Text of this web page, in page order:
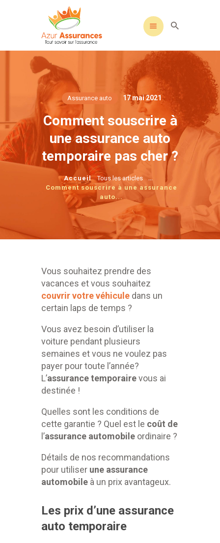
Assurance auto 17 mai 2021
Comment souscrire à
une assurance auto
temporaire pas cher ?
Accueil Tous les articles ...
Comment souscrire à une assurance
auto...
Vous souhaitez prendre des
vacances et vous souhaitez
couvrir votre véhicule dans un
certain laps de temps ?
Vous avez besoin d’utiliser la
voiture pendant plusieurs
semaines et vous ne voulez pas
payer pour toute l’année?
L’assurance temporairevous ai
destinée !
Quelles sont les conditions de
cette garantie ? Quel est le coût de
l’assurance automobile ordinaire ?
Détails de nos recommandations
pour utiliser une assurance
automobile à un prix avantageux.
Les prix d’une assurance
auto temporaire